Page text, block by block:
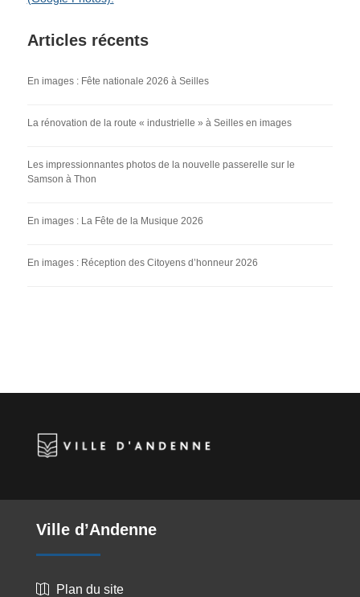
Articles récents
En images : Fête nationale 2026 à Seilles
La rénovation de la route « industrielle » à Seilles en images
Les impressionnantes photos de la nouvelle passerelle sur le
Samson à Thon
En images : La Fête de la Musique 2026
En images : Réception des Citoyens d’honneur 2026
Ville d’Andenne
 Plan du site